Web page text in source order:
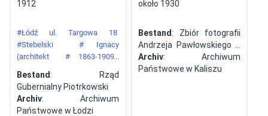
numerem 34 przy ulicy
Łodzi]
1912
#Łódź ul. Targowa 18
#Stebelski
# Ignacy
(architekt
# 1863-1909)
Bestand: Rząd
Gubernialny Piotrkowski
Archiv: Archiwum
Państwowe w Łodzi
około 1930
Bestand: Zbiór fotografii
Andrzeja Pawłowskiego z
Kalisza
Archiv: Archiwum
Państwowe w Kaliszu